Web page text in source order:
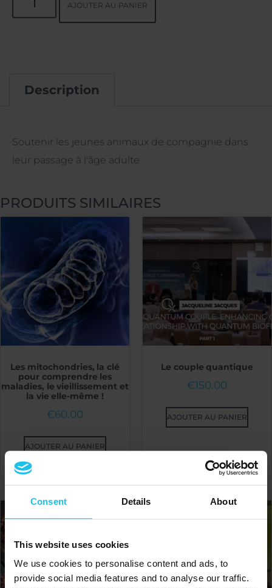
Consent Details About
This website uses cookies
We use cookies to personalise content and ads, to
provide social media features and to analyse our traffic.
AJOUTER AU PANIER
Description
Soutenir les jeunes animaux de compagnie dans
leur passage à l'âge adulte
PRODUITS SIMILAIRES
Les mitochondries, la clé
pour comprendre les
maladies, le vieillissement et
la vie elle-même !
€60.00
AJOUTER AU PANIER
Le couple quantique
€150.00
AJOUTER AU PANIER